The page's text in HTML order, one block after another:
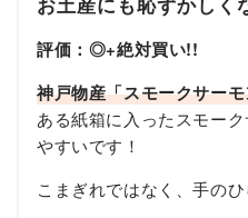
評価：◎+絶対買い!!
神戸物産「スモークサー
ある紙箱に入ったスモー
やすいです！
こまぎれではなく、手のひ